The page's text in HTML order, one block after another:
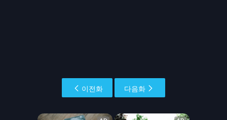
이전화 다음화